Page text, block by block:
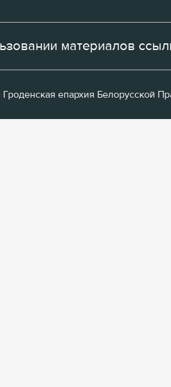
материалов
епархия Белорусской